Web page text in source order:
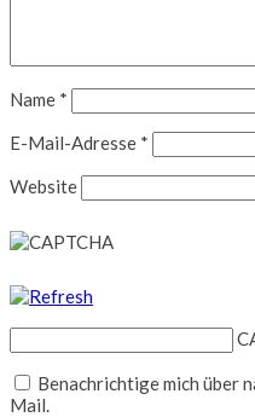
Name *
E-Mail-Adresse *
Website
Benachrichtige mich über
Mail.